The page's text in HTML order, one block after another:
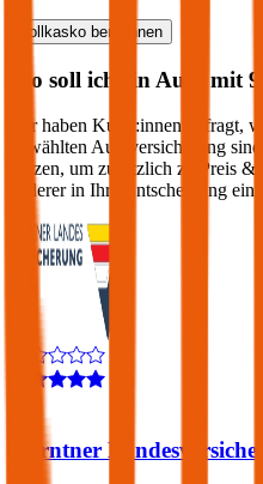
Vollkasko berechnen
Wo soll ich ein Auto mit 91
Wir haben Kund:innen befragt,
gewählten Autoversicherung
nutzen, um zusätzlich zu Preis
anderer in Ihre Entscheidung
Kärntner